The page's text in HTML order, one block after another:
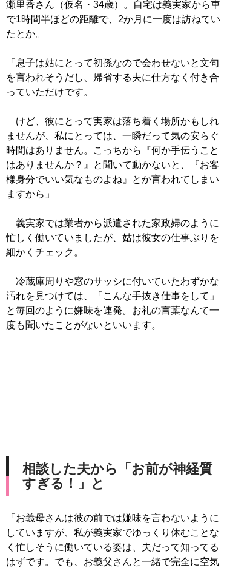
瀬里香さん（仮名・34歳）。自宅は義実家から車
で1時間半ほどの距離で、2か月に一度は訪ねてい
たとか。
「息子は姑にとって初孫なので会わせないと文句
を言われそうだし、帰省する夫に仕方なく付き合
っていただけです。
けど、彼にとって実家は落ち着く場所かもしれ
ませんが、私にとっては、一瞬だって気の安らぐ
時間はありません。こっちから『何か手伝うこと
はありませんか？』と聞いて動かないと、『お客
様身分でいい気なものよね』とか言われてしまい
ますから」
義実家では業者から派遣された家政婦のように
忙しく働いていましたが、姑は彼女の仕事ぶりを
細かくチェック。
冷蔵庫周りや窓のサッシに付いていたわずかな
汚れを見つけては、「こんな手抜き仕事をして」
と毎回のように嫌味を連発。お礼の言葉なんて一
度も聞いたことがないといいます。
相談した夫から「お前が神経質
すぎる！」と
「お義母さんは彼の前では嫌味を言わないように
していますが、私が義実家でゆっくり休むことな
く忙しそうに働いている姿は、夫だって知ってる
はずです。でも、お義父さんと一緒で完全に空気